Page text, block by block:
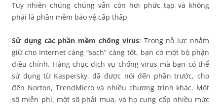
Tuy nhiên chúng chúng vẫn còn hơi phức tạp và không
phải là phần mềm bảo vệ cấp thấp
Sử dụng các phần mềm chống virus: Trong nỗ lực nhằm
giữ cho Internet càng “sạch” càng tốt, bạn có một bộ phận
điều chỉnh. Hàng chục dịch vụ chống virus mà bạn có thể
sử dụng từ Kaspersky, đã được nói đến phần trước, cho
đến Norton, TrendMicro và nhiều chương trình khác. Một
số miễn phí, một số phải mua, và họ cung cấp nhiều mức